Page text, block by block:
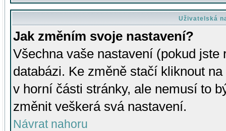
Uživatelská
Jak změním svoje nastavení?
Všechna vaše nastavení (pokud
databázi. Ke změně stačí kliknout
v horní části stránky, ale nemusí to
změnit veškerá svá nastavení.
Návrat nahoru